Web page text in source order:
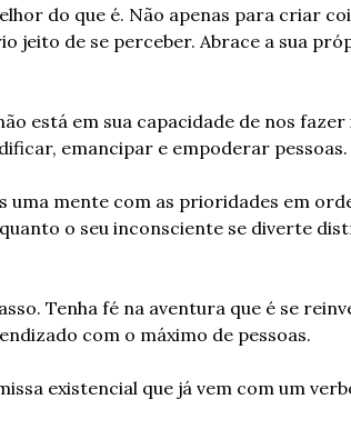
do que é. Não apenas para criar
jeito de se perceber. Abrace a sua
está em sua capacidade de nos
emancipar e empoderar pessoas.
uma mente com as prioridades em
o seu inconsciente se diverte
Tenha fé na aventura que é se
com o máximo de pessoas.
existencial que já vem com um